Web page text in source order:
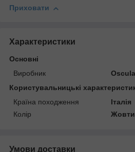
Приховати
Характеристики
Основні
Виробник
Користувальницькі
Країна походження
Італія
Колір
Умови доставки